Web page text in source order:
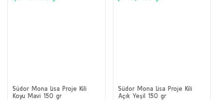
Südor Mona Lisa Proje Kili
Koyu Mavi 150 gr
Südor Mona Lisa Proje Kili
Açık Yeşil 150 gr